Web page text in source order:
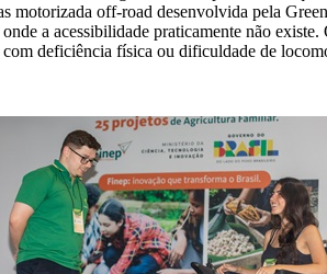
motorizada off-road desenvolvida pela
a acessibilidade praticamente não
com deficiência física ou dificuldade de